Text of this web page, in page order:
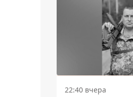
22:40 вчера